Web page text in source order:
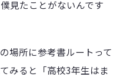
見たことがないんです
場所に参考書ルートって
みると「高校3年生はま